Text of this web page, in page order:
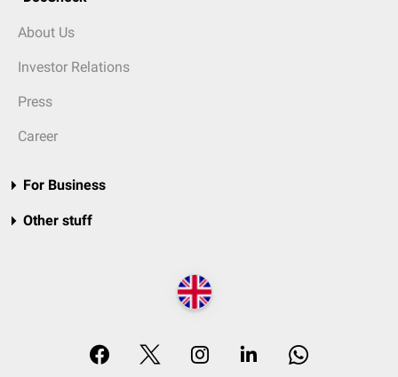
About Us
Investor Relations
Press
Career
For Business
Other stuff